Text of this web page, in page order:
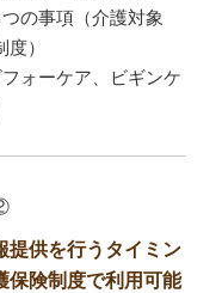
の事項（介護対象
）
ォーケア、ビギンケ
提供を行うタイミン
保険制度で利用可能